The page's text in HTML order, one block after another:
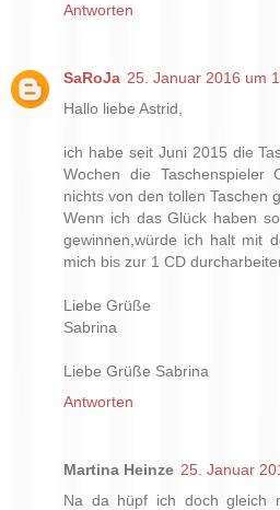
Antworten
SaRoJa 25. Januar 2016 um
Hallo liebe Astrid,
ich habe seit Juni 2015 die
Wochen die
nichts von den tollen Taschen
Wenn ich das Glück haben
gewinnen,würde ich halt mit
mich bis zur 1 CD
Liebe Grüße
Sabrina
Liebe Grüße Sabrina
Antworten
Martina Heinze 25. Januar
Na da hüpf ich doch gleich